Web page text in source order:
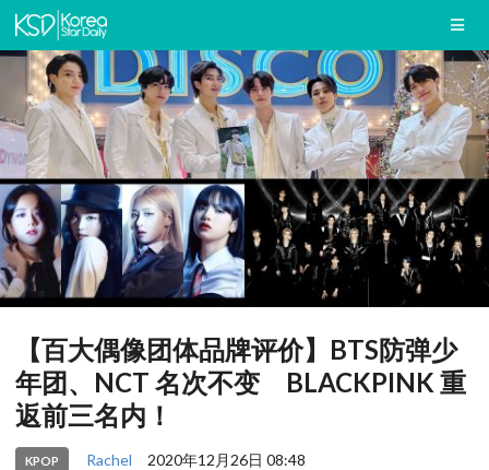
【百大偶像团体品牌评价】BTS防弹少
年团、NCT 名次不变 BLACKPINK 重
返前三名内！
KPOP Rachel 2020年12月26日 08:48